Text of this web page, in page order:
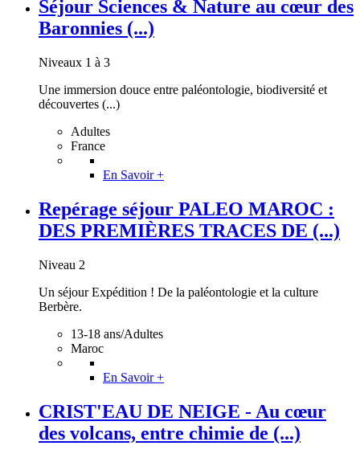
Séjour Sciences & Nature au cœur des
Baronnies (...)
Niveaux 1 à 3
Une immersion douce entre paléontologie, biodiversité et
découvertes (...)
Adultes
France
En Savoir +
Repérage séjour PALEO MAROC :
DES PREMIÈRES TRACES DE (...)
Niveau 2
Un séjour Expédition ! De la paléontologie et la culture
Berbère.
13-18 ans/Adultes
Maroc
En Savoir +
CRIST'EAU DE NEIGE - Au cœur
des volcans, entre chimie de (...)